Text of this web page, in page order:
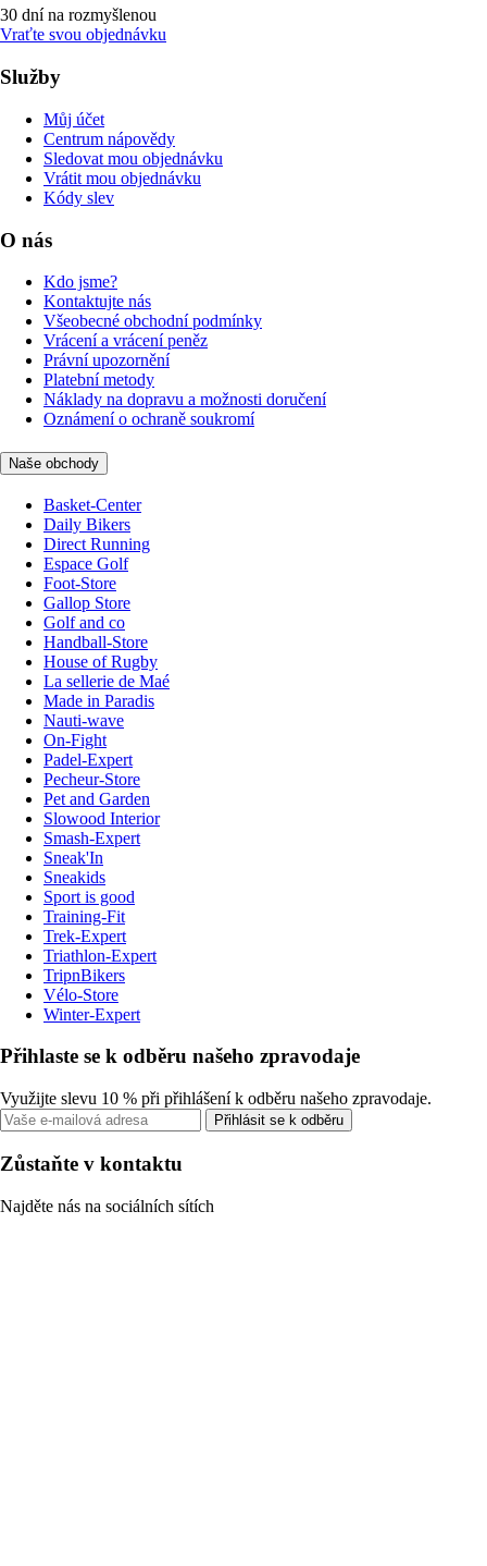
30 dní na rozmyšlenou
Vraťte svou objednávku
Služby
Můj účet
Centrum nápovědy
Sledovat mou objednávku
Vrátit mou objednávku
Kódy slev
O nás
Kdo jsme?
Kontaktujte nás
Všeobecné obchodní podmínky
Vrácení a vrácení peněz
Právní upozornění
Platební metody
Náklady na dopravu a možnosti doručení
Oznámení o ochraně soukromí
Naše obchody
Basket-Center
Daily Bikers
Direct Running
Espace Golf
Foot-Store
Gallop Store
Golf and co
Handball-Store
House of Rugby
La sellerie de Maé
Made in Paradis
Nauti-wave
On-Fight
Padel-Expert
Pecheur-Store
Pet and Garden
Slowood Interior
Smash-Expert
Sneak'In
Sneakids
Sport is good
Training-Fit
Trek-Expert
Triathlon-Expert
TripnBikers
Vélo-Store
Winter-Expert
Přihlaste se k odběru našeho zpravodaje
Využijte slevu 10 % při přihlášení k odběru našeho zpravodaje.
Přihlásit se k odběru
Zůstaňte v kontaktu
Najděte nás na sociálních sítích